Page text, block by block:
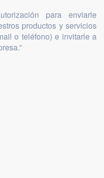
para enviarle
productos y servicios
o teléfono) e invitarle a